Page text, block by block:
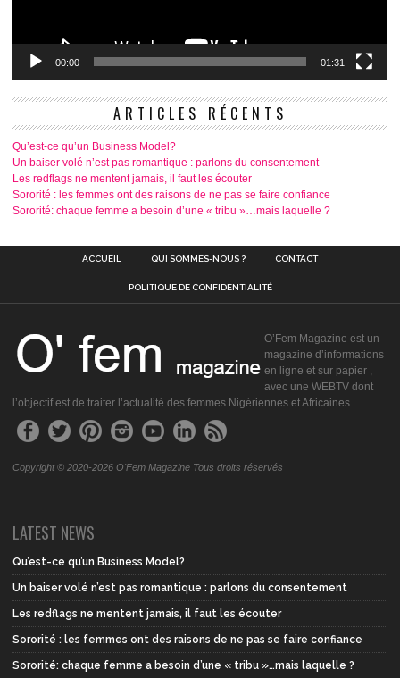
00:00 01:31
ARTICLES RÉCENTS
Qu’est-ce qu’un Business Model?
Un baiser volé n’est pas romantique : parlons du consentement
Les redflags ne mentent jamais, il faut les écouter
Sororité : les femmes ont des raisons de ne pas se faire confiance
Sororité: chaque femme a besoin d’une « tribu »…mais laquelle ?
ACCUEIL QUI SOMMES-NOUS ? CONTACT
POLITIQUE DE CONFIDENTIALITÉ
O’Fem Magazine est un
magazine d’informations
en ligne et sur papier ,
avec une WEBTV dont
l’objectif est de traiter l’actualité des femmes Nigériennes et Africaines.
Copyright © 2020-2026 O'Fem Magazine Tous droits réservés
LATEST NEWS
Qu’est-ce qu’un Business Model?
Un baiser volé n’est pas romantique : parlons du consentement
Les redflags ne mentent jamais, il faut les écouter
Sororité : les femmes ont des raisons de ne pas se faire confiance
Sororité: chaque femme a besoin d’une « tribu »…mais laquelle ?